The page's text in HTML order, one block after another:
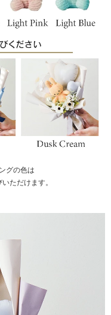
グの色は
ただけます。